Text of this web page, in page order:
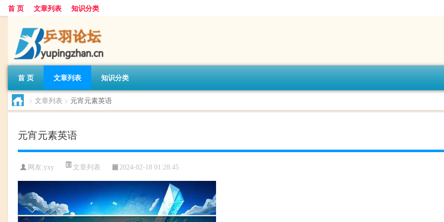
首 页 文章列表 知识分类
首 页 文章列表 知识分类
> 文章列表 > 元宵元素英语
元宵元素英语
网友:yxy 文章列表 2024-02-18 01:28:45